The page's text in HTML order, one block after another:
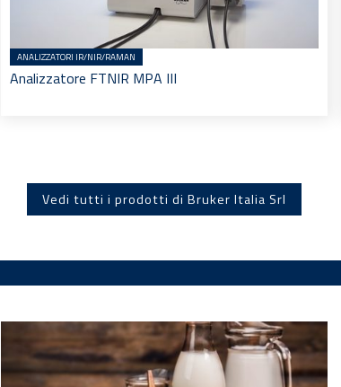
ANALIZZATORI IR/NIR/RAMAN
Analizzatore FTNIR MPA III
Vedi tutti i prodotti di Bruker Italia Srl